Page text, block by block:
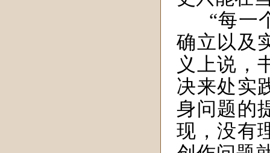
“每一
确立以及
义上说，
决来处实
身问题的
现，没有